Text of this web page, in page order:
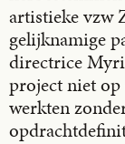
artistieke vzw
gelijknamige
directrice
project niet op
werkten